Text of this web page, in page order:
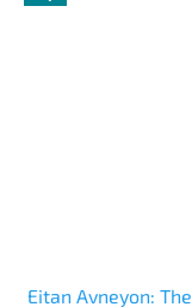
Eitan Avneyon: